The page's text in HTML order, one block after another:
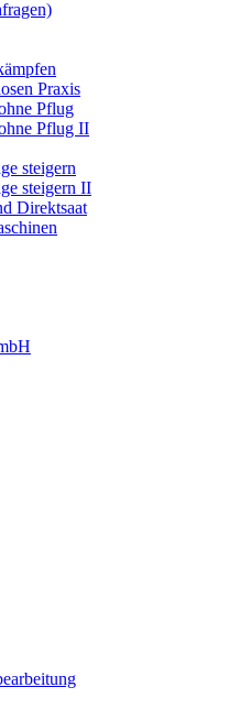
Praxis
Pflug
Pflug II
steigern
steigern II
Direktsaat